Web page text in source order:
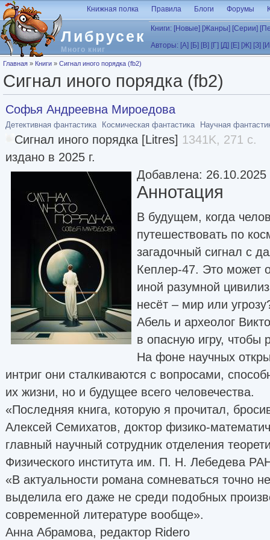
Перейти к основному содержанию
Либрусек
Много книг
Книжная полка Правила Блоги Форумы
Книги: [Новые] [Жанры] [Серии]
Авторы: [А] [Б] [В] [Г] [Д] [Е] [Ж] [З]
Вы здесь
Главная » Книги » Сигнал иного порядка (fb2)
Сигнал иного порядка (fb2)
Софья Андреевна Мироедова
Детективная фантастика Космическая фантастика Научная
Сигнал иного порядка [Litres] 1341K, 271 с.
издано в 2025 г.
Добавлена: 26.10.2025
Аннотация
В будущем, когда
путешествовать по
загадочный сигнал с
Кеплер-47. Это может
иной разумной
несёт – мир или
Абель и археолог
в опасную игру, чтобы
На фоне научных
интриг они сталкиваются с вопросами,
их жизни, но и будущее всего человечества.
«Последняя книга, которую я прочитал,
Алексей Семихатов, доктор физико-
главный научный сотрудник отделения
Физического института им. П. Н. Лебедева
«В актуальности романа сомневаться точно
выделила его даже не среди подобных
современной литературе вообще».
Анна Абрамова, редактор Ridero